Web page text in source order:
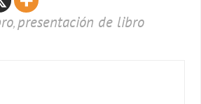
, presentación de libro